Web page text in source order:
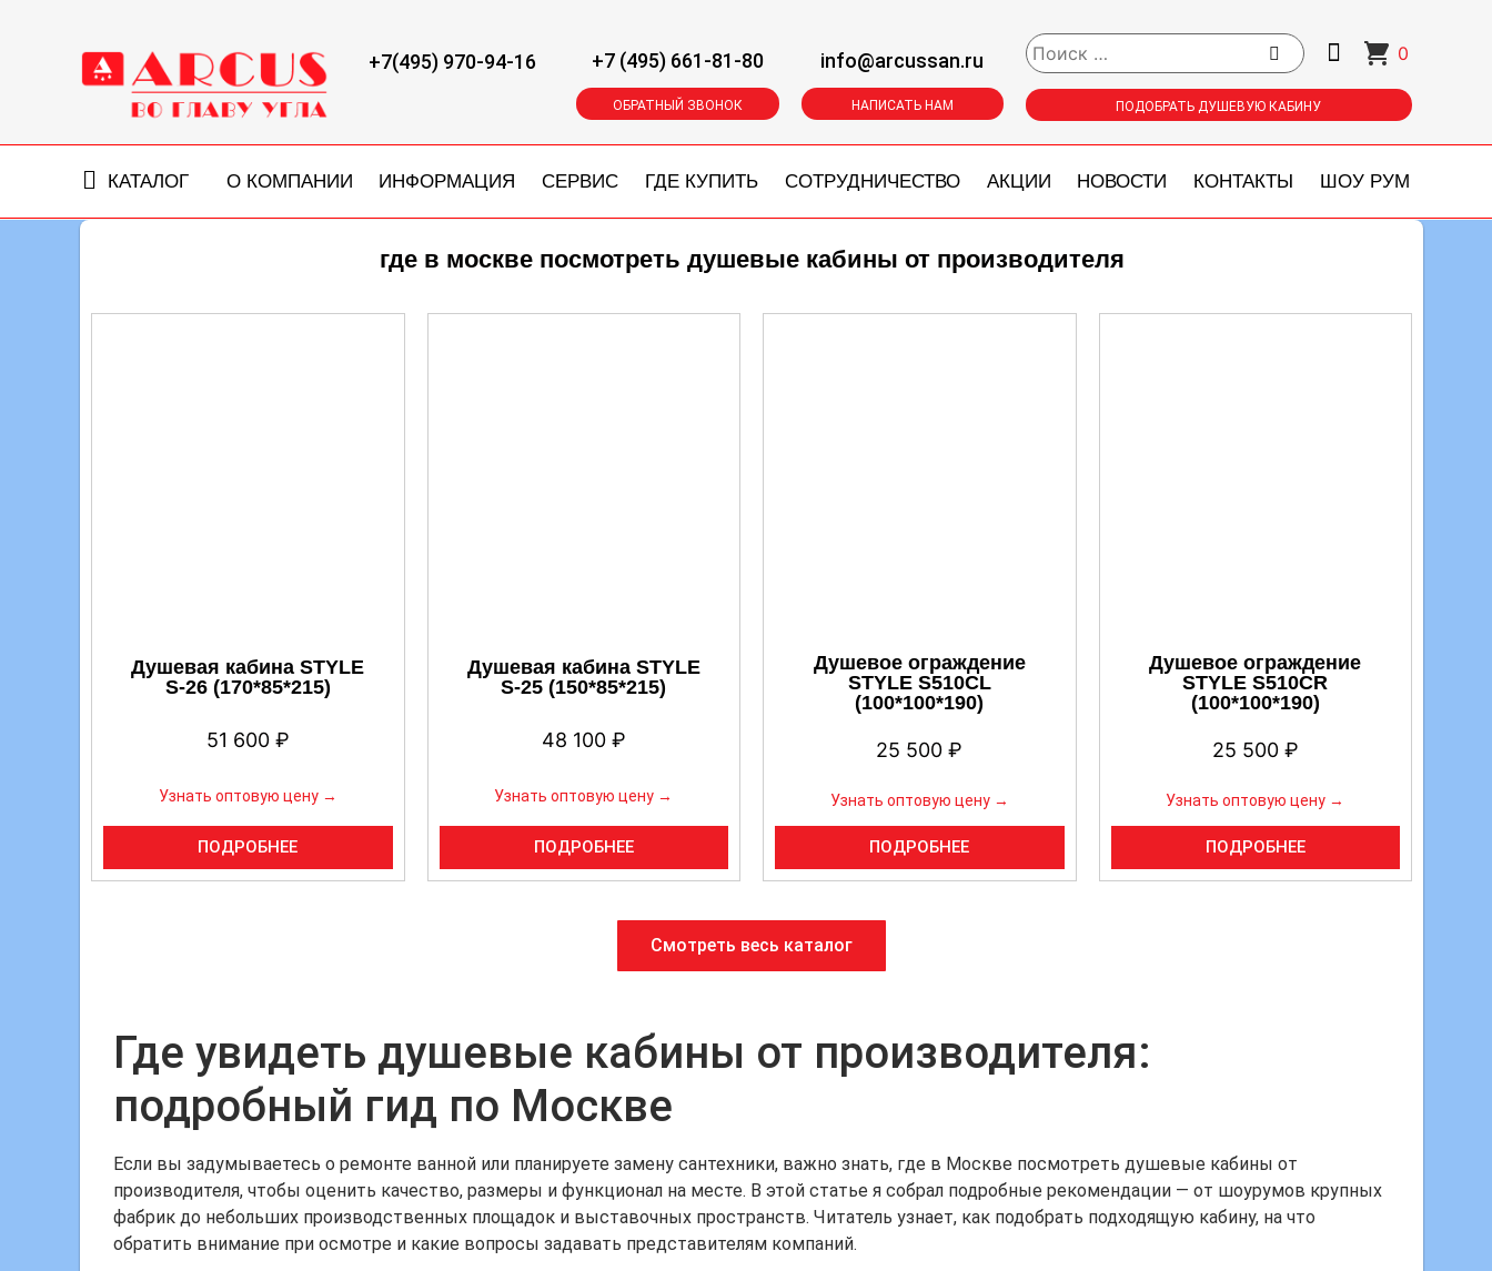
+7(495) 970-94-16 +7 (495) 661-81-80
ОБРАТНЫЙ ЗВОНОК
info@arcussan.ru
НАПИСАТЬ НАМ
0
ПОДОБРАТЬ ДУШЕВУЮ КАБИНУ
КАТАЛОГ О КОМПАНИИ ИНФОРМАЦИЯ СЕРВИС ГДЕ КУПИТЬ СОТРУДНИЧЕСТВО АКЦИИ НОВОСТИ КОНТАКТЫ ШОУ РУМ
где в москве посмотреть душевые кабины от производителя
Душевая кабина STYLE
S-26 (170*85*215)
51 600 ₽
Узнать оптовую цену →
ПОДРОБНЕЕ
Душевая кабина STYLE
S-25 (150*85*215)
48 100 ₽
Узнать оптовую цену →
ПОДРОБНЕЕ
Душевое ограждение
STYLE S510CL
(100*100*190)
25 500₽
Узнать оптовую цену →
ПОДРОБНЕЕ
Душевое ограждение
STYLE S510CR
(100*100*190)
25 500 ₽
Узнать оптовую цену →
ПОДРОБНЕЕ
Смотреть весь каталог
Где увидеть душевые кабины от производителя:
подробный гид по Москве
Если вы задумываетесь о ремонте ванной или планируете замену сантехники, важно знать, где в Москве посмотреть душевые кабины от
производителя, чтобы оценить качество, размеры и функционал на месте. В этой статье я собрал подробные рекомендации — от шоурумов крупных
фабрик до небольших производственных площадок и выставочных пространств. Читатель узнает, как подобрать подходящую кабину, на что
обратить внимание при осмотре и какие вопросы задавать представителям компаний.